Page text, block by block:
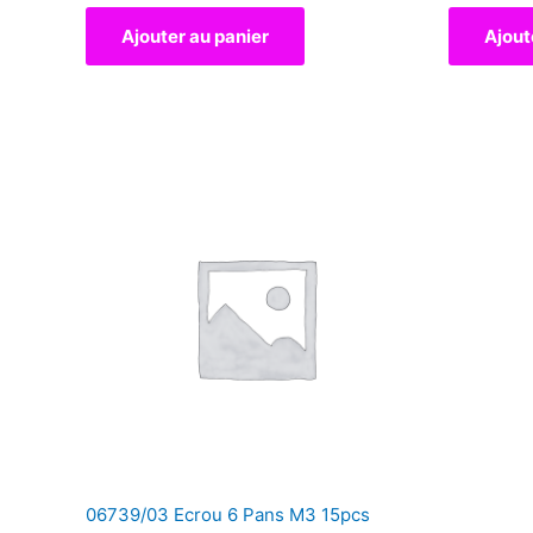
Ajouter au panier
06739/03 Ecrou 6 Pans M3 15pcs